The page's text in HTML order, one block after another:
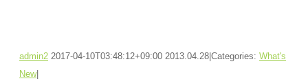
admin2 2017-04-10T03:48:12+09:00 2013.04.28 Categories: What's
New|